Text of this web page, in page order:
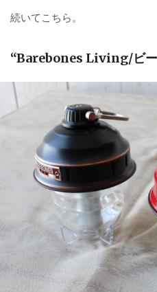
続いてこちら。
“Barebones Living/ビ